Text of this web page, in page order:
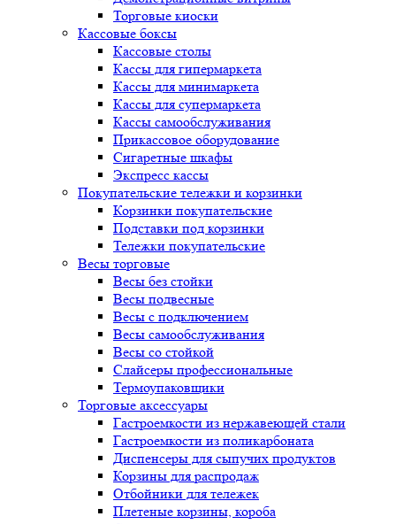
Торговые киоски
Кассовые боксы
Кассовые столы
Кассы для гипермаркета
Кассы для минимаркета
Кассы для супермаркета
Кассы самообслуживания
Прикассовое оборудование
Сигаретные шкафы
Экспресс кассы
Покупательские тележки и корзинки
Корзинки покупательские
Подставки под корзинки
Тележки покупательские
Весы торговые
Весы без стойки
Весы подвесные
Весы с подключением
Весы самообслуживания
Весы со стойкой
Слайсеры профессиональные
Термоупаковщики
Торговые аксессуары
Гастроемкости из нержавеющей стали
Гастроемкости из поликарбоната
Диспенсеры для сыпучих продуктов
Корзины для распродаж
Отбойники для тележек
Плетеные корзины, короба